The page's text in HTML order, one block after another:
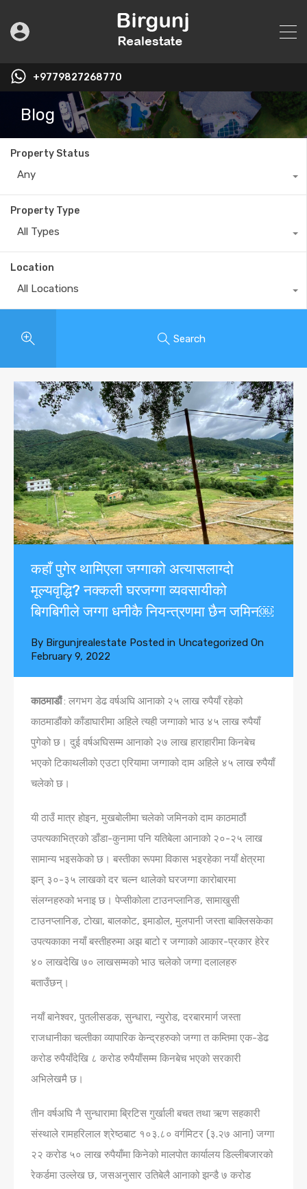
+9779827268770
Blog
Property Status
Any
Property Type
All Types
Location
All Locations
Search
कहाँ पुगेर थामिएला जग्गाको अत्यासलाग्दो
मूल्यवृद्धि? नक्कली घरजग्गा व्यवसायीको
बिगबिगीले जग्गा धनीकै नियन्त्रणमा छैन जमिन￼
By Birgunjrealestate Posted in Uncategorized On
February 9, 2022
काठमाडौं: लगभग डेढ वर्षअघि आनाको २५ लाख रुपैयाँ रहेको
काठमाडौंको काँडाघारीमा अहिले त्यही जग्गाको भाउ ४५ लाख रुपैयाँ
पुगेको छ। दुई वर्षअघिसम्म आनाको २७ लाख हाराहारीमा किनबेच
भएको टिकाथलीको एउटा एरियामा जग्गाको दाम अहिले ४५ लाख रुपैयाँ
चलेको छ।
यी ठाउँ मात्र होइन, मुखबोलीमा चलेको जमिनको दाम काठमाठौं
उपत्यकाभित्रको डाँडा-कुनामा पनि यतिबेला आनाको २०-२५ लाख
सामान्य भइसकेको छ। बस्तीका रूपमा विकास भइरहेका नयाँ क्षेत्रमा
झन् ३०-३५ लाखको दर चल्न थालेको घरजग्गा कारोबारमा
संलग्नहरुको भनाइ छ। पेप्सीकोला टाउनप्लानिङ, सामाखुसी
टाउनप्लानिङ, टोखा, बालकोट, इमाडोल, मुलपानी जस्ता बाक्‍लिसकेका
उपत्यकाका नयाँ बस्तीहरुमा अझ बाटो र जग्गाको आकार-प्रकार हेरेर
४० लाखदेखि ७० लाखसम्मको भाउ चलेको जग्गा दलालहरु
बताउँछन्।
नयाँ बानेश्वर, पुतलीसडक, सुन्धारा, न्युरोड, दरबारमार्ग जस्ता
राजधानीका चल्तीका व्यापारिक केन्द्रहरुको जग्गा त कम्तिमा एक-डेढ
करोड रुपैयाँदेखि ८ करोड रुपैयाँसम्म किनबेच भएको सरकारी
अभिलेखमै छ।
तीन वर्षअघि नै सुन्धारामा ब्रिटिस गुर्खाली बचत तथा ऋण सहकारी
संस्थाले रामहरिलाल श्रेष्ठबाट १०३.८० वर्गमिटर (३.२७ आना) जग्गा
२२ करोड ५० लाख रुपैयाँमा किनेको मालपोत कार्यालय डिल्लीबजारको
रेकर्डमा उल्लेख छ, जसअनुसार उतिबेलै आनाको झन्डै ७ करोड